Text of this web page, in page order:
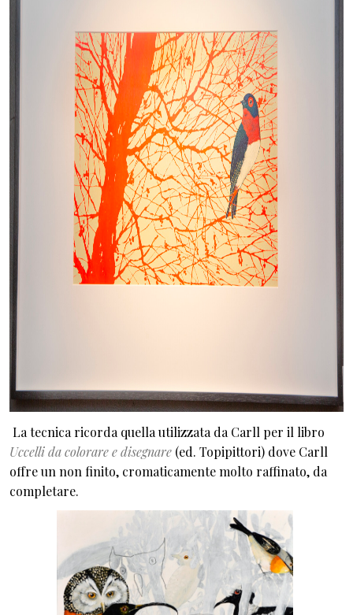
La tecnica ricorda quella utilizzata da Carll per il libro
Uccelli da colorare e disegnare (ed. Topipittori) dove Carll
offre un non finito, cromaticamente molto raffinato, da
completare.